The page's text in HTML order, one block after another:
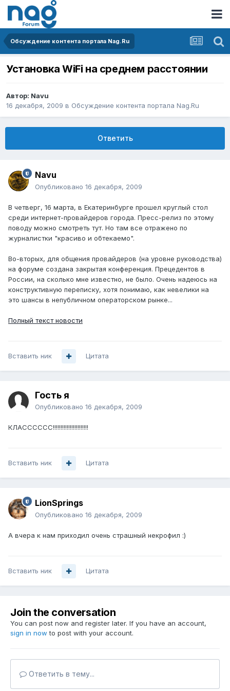
Обсуждение контента портала Nag.Ru
Установка WiFi на среднем расстоянии
Автор: Navu
16 декабря, 2009 в Обсуждение контента портала Nag.Ru
Ответить
Navu
Опубликовано 16 декабря, 2009
В четверг, 16 марта, в Екатеринбурге прошел круглый стол
среди интернет-провайдеров города. Пресс-релиз по этому
поводу можно смотреть тут. Но там все отражено по
журналистки "красиво и обтекаемо".
Во-вторых, для общения провайдеров (на уровне руководства)
на форуме создана закрытая конференция. Прецедентов в
России, на сколько мне известно, не было. Очень надеюсь на
конструктивную переписку, хотя понимаю, как невелики на
это шансы в непубличном операторском рынке...
Полный текст новости
Вставить ник Цитата
Гость я
Опубликовано 16 декабря, 2009
КЛАСССССС!!!!!!!!!!!!!!!!!!!!!!!
Вставить ник Цитата
LionSprings
Опубликовано 16 декабря, 2009
А вчера к нам приходил очень страшный некрофил :)
Вставить ник Цитата
Join the conversation
You can post now and register later. If you have an account,
sign in now to post with your account.
Ответить в тему...